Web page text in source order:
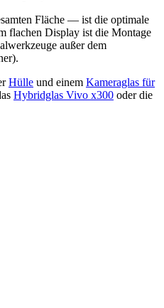
Fläche — ist die optimale
flachen Display ist die Montage
außer dem
Hülle und einem Kameraglas für
Hybridglas Vivo x300 oder die